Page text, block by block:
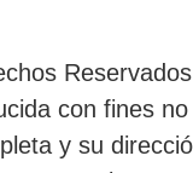
con fines
y su